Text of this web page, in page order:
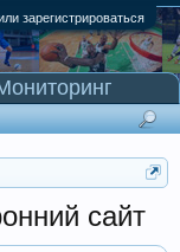
зарегистрироваться
сайт